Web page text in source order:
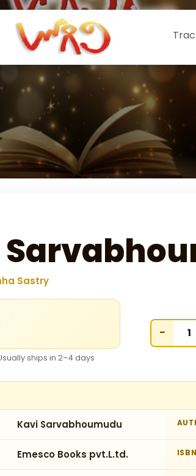
Sastry
ships in 2–4 days
−
Kavi Sarvabhoumudu
Emesco Books pvt.L.td. ISBN